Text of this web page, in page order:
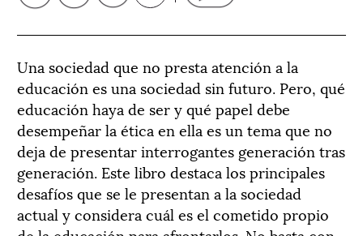
Una sociedad que no presta atención a la
educación es una sociedad sin futuro. Pero, qué
educación haya de ser y qué papel debe
desempeñar la ética en ella es un tema que no
deja de presentar interrogantes generación tras
generación. Este libro destaca los principales
desafíos que se le presentan a la sociedad
actual y considera cuál es el cometido propio